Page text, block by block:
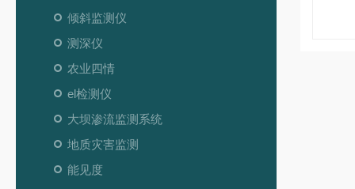
倾斜监测仪
测深仪
农业四情
el检测仪
大坝渗流监测系统
地质灾害监测
能见度